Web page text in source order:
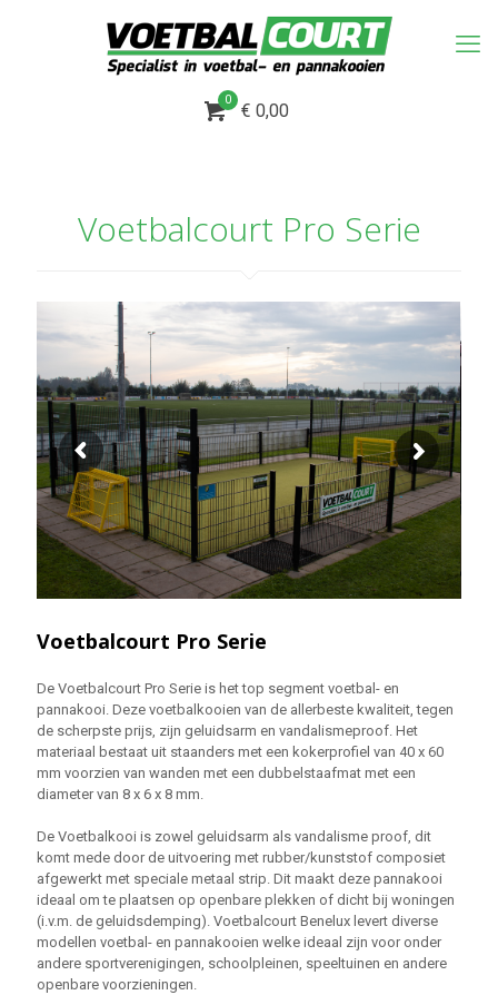
0
€ 0,00
Voetbalcourt Pro Serie
Voetbalcourt Pro Serie
De Voetbalcourt Pro Serie is het top segment voetbal- en
pannakooi. Deze voetbalkooien van de allerbeste kwaliteit, tegen
de scherpste prijs, zijn geluidsarm en vandalismeproof. Het
materiaal bestaat uit staanders met een kokerprofiel van 40 x 60
mm voorzien van wanden met een dubbelstaafmat met een
diameter van 8 x 6 x 8 mm.
De Voetbalkooi is zowel geluidsarm als vandalisme proof, dit
komt mede door de uitvoering met rubber/kunststof composiet
afgewerkt met speciale metaal strip. Dit maakt deze pannakooi
ideaal om te plaatsen op openbare plekken of dicht bij woningen
(i.v.m. de geluidsdemping). Voetbalcourt Benelux levert diverse
modellen voetbal- en pannakooien welke ideaal zijn voor onder
andere sportverenigingen, schoolpleinen, speeltuinen en andere
openbare voorzieningen.